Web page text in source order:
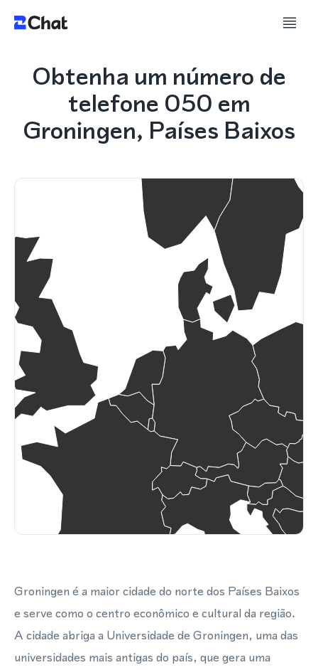
Obtenha um número de
telefone 050 em
Groningen, Países Baixos
Groningen é a maior cidade do norte dos Países Baixos
e serve como o centro econômico e cultural da região.
A cidade abriga a Universidade de Groningen, uma das
universidades mais antigas do país, que gera uma